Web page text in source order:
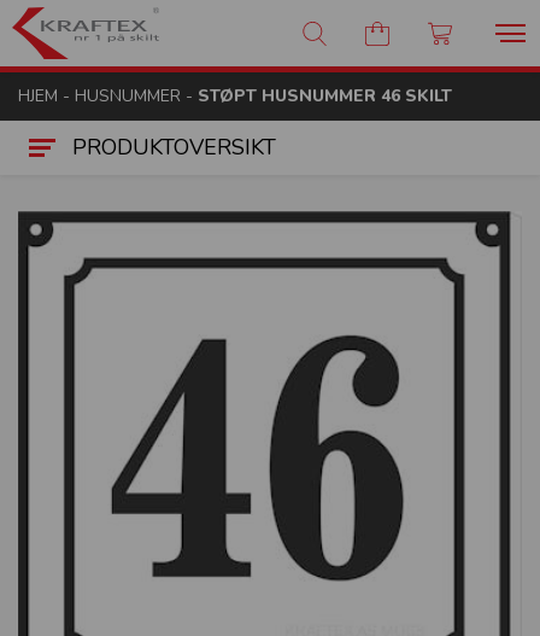
Kraftex - nr 1 på skilt
HJEM - HUSNUMMER - STØPT HUSNUMMER 46 SKILT
PRODUKTOVERSIKT